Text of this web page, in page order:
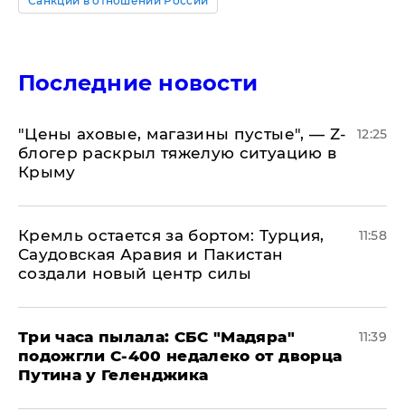
Последние новости
​"Цены аховые, магазины пустые", — Z-
блогер раскрыл тяжелую ситуацию в
Крыму
12:25
​Кремль остается за бортом: Турция,
Саудовская Аравия и Пакистан
создали новый центр силы
11:58
Три часа пылала: СБС "Мадяра"
подожгли С-400 недалеко от дворца
Путина у Геленджика
11:39